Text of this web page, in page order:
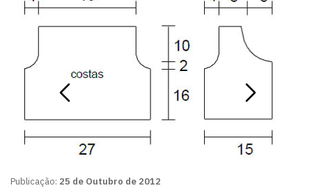
Publicação: 25 de Outubro de 2012